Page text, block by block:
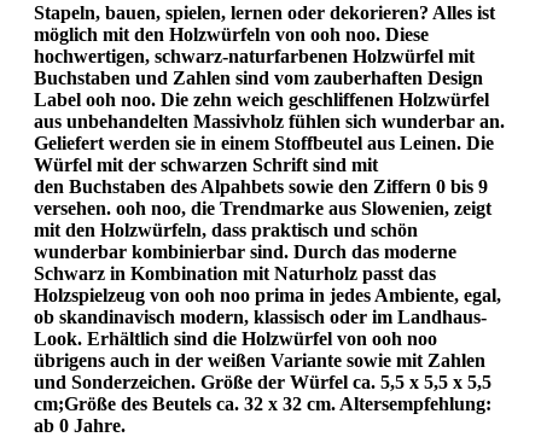
Stapeln, bauen, spielen, lernen oder dekorieren? Alles ist
möglich mit den Holzwürfeln von ooh noo. Diese
hochwertigen, schwarz-naturfarbenen Holzwürfel mit
Buchstaben und Zahlen sind vom zauberhaften Design
Label ooh noo. Die zehn weich geschliffenen Holzwürfel
aus unbehandelten Massivholz fühlen sich wunderbar an.
Geliefert werden sie in einem Stoffbeutel aus Leinen. Die
Würfel mit der schwarzen Schrift sind mit
den Buchstaben des Alpahbets sowie den Ziffern 0 bis 9
versehen. ooh noo, die Trendmarke aus Slowenien, zeigt
mit den Holzwürfeln, dass praktisch und schön
wunderbar kombinierbar sind. Durch das moderne
Schwarz in Kombination mit Naturholz passt das
Holzspielzeug von ooh noo prima in jedes Ambiente, egal,
ob skandinavisch modern, klassisch oder im Landhaus-
Look. Erhältlich sind die Holzwürfel von ooh noo
übrigens auch in der weißen Variante sowie mit Zahlen
und Sonderzeichen. Größe der Würfel ca. 5,5 x 5,5 x 5,5
cm;Größe des Beutels ca. 32 x 32 cm. Altersempfehlung:
ab 0 Jahre.